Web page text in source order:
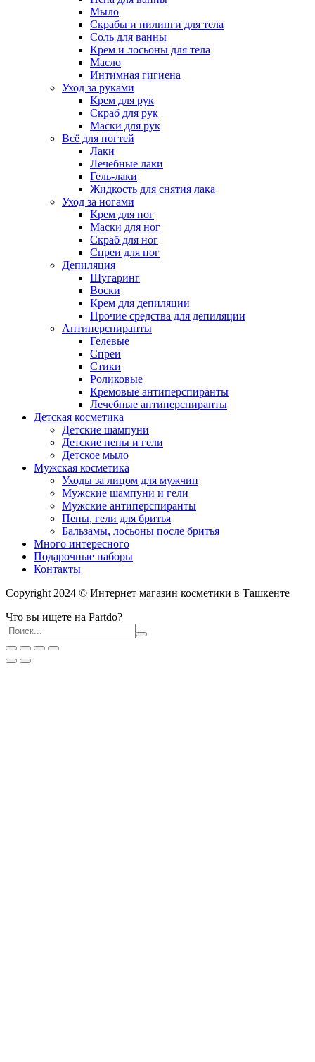
Мыло
Скрабы и пилинги для тела
Соль для ванны
Крем и лосьоны для тела
Масло
Интимная гигиена
Уход за руками
Крем для рук
Скраб для рук
Маски для рук
Всё для ногтей
Лаки
Лечебные лаки
Гель-лаки
Жидкость для снятия лака
Уход за ногами
Крем для ног
Маски для ног
Скраб для ног
Спреи для ног
Депиляция
Шугаринг
Воски
Крем для депиляции
Прочие средства для депиляции
Антиперспиранты
Гелевые
Спреи
Стики
Роликовые
Кремовые антиперспиранты
Лечебные антиперспиранты
Детская косметика
Детские шампуни
Детские пены и гели
Детское мыло
Мужская косметика
Уходы за лицом для мужчин
Мужские шампуни и гели
Мужские антиперспиранты
Пены, гели для бритья
Бальзамы, лосьоны после бритья
Много интересного
Подарочные наборы
Контакты
Copyright 2024 © Интернет магазин косметики в Ташкенте
Что вы ищете на Partdo?